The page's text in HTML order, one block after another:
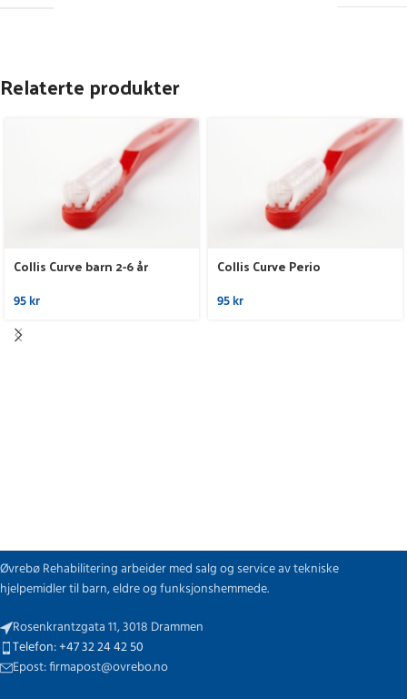
Relaterte produkter
Collis Curve barn 2-6 år
95kr
Collis Curve Perio
95kr
Øvrebø Rehabilitering arbeider med salg og service av tekniske
hjelpemidler til barn, eldre og funksjonshemmede.
Rosenkrantzgata 11, 3018 Drammen
Telefon: +47 32 24 42 50
Epost: firmapost@ovrebo.no